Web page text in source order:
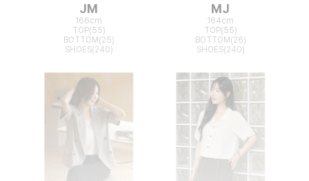
JM
166cm
TOP(55)
BOTTOM(25)
SHOES(240)
MJ
164cm
TOP(55)
BOTTOM(26)
SHOES(240)